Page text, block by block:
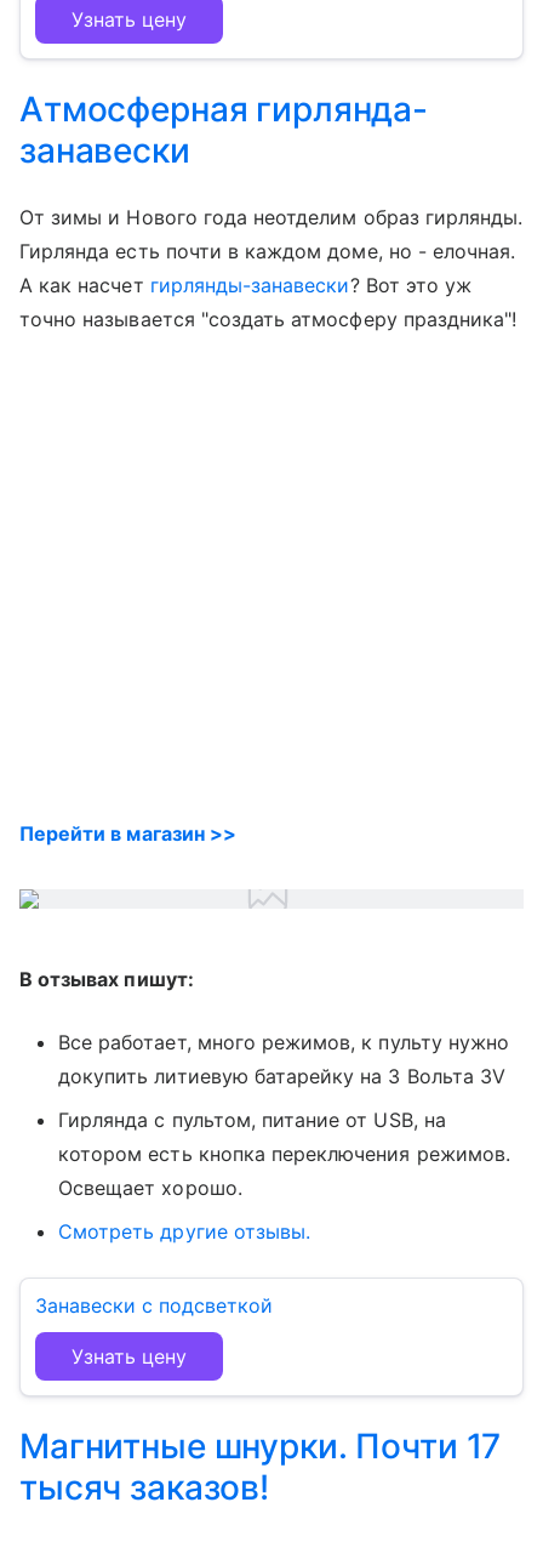
Узнать цену
Атмосферная гирлянда-
занавески
От зимы и Нового года неотделим образ гирлянды.
Гирлянда есть почти в каждом доме, но - елочная.
А как насчет гирлянды-занавески? Вот это уж
точно называется "создать атмосферу праздника"!
Перейти в магазин >>
В отзывах пишут:
Все работает, много режимов, к пульту нужно
докупить литиевую батарейку на 3 Вольта 3V
Гирлянда с пультом, питание от USB, на
котором есть кнопка переключения режимов.
Освещает хорошо.
Смотреть другие отзывы.
Занавески с подсветкой
Узнать цену
Магнитные шнурки. Почти 17
тысяч заказов!